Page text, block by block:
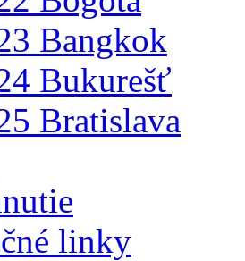
Bangkok
Bukurešť
Bratislava
linky